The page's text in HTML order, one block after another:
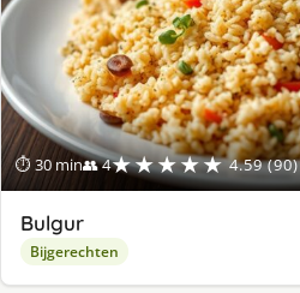
⏱ 30 min👥 4★★★★★ 4.59 (90)
Bulgur
Bijgerechten